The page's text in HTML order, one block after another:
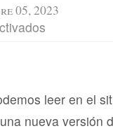
05, 2023
leer en el
nueva versión